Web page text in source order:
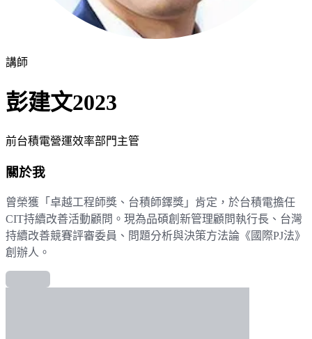
講師
彭建文2023
前台積電營運效率部門主管
關於我
曾榮獲「卓越工程師獎、台積師鐸獎」肯定，於台積電擔任
CIT持續改善活動顧問。現為品碩創新管理顧問執行長、台灣
持續改善競賽評審委員、問題分析與決策方法論《國際PJ法》
創辦人。